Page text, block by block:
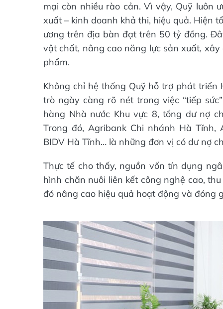
mại còn nhiều rào cản. Vì vậy, Quỹ luôn
xuất – kinh doanh khả thi, hiệu quả. Hiện
ương trên địa bàn đạt trên 50 tỷ đồng.
vật chất, nâng cao năng lực sản xuất,
phẩm.
Không chỉ hệ thống Quỹ hỗ trợ phát
trò ngày càng rõ nét trong việc “tiếp
hàng Nhà nước Khu vực 8, tổng dư nợ
Trong đó, Agribank Chi nhánh Hà Tĩnh,
BIDV Hà Tĩnh… là những đơn vị có dư nợ
Thực tế cho thấy, nguồn vốn tín dụng
hình chăn nuôi liên kết công nghệ cao,
đó nâng cao hiệu quả hoạt động và đóng